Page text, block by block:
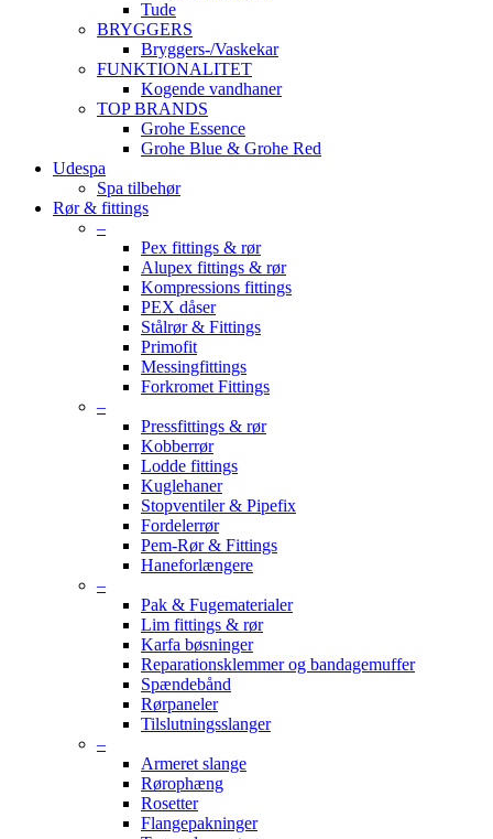
Tude
BRYGGERS
Bryggers-/Vaskekar
FUNKTIONALITET
Kogende vandhaner
TOP BRANDS
Grohe Essence
Grohe Blue & Grohe Red
Udespa
Spa tilbehør
Rør & fittings
–
Pex fittings & rør
Alupex fittings & rør
Kompressions fittings
PEX dåser
Stålrør & Fittings
Primofit
Messingfittings
Forkromet Fittings
–
Pressfittings & rør
Kobberrør
Lodde fittings
Kuglehaner
Stopventiler & Pipefix
Fordelerrør
Pem-Rør & Fittings
Haneforlængere
–
Pak & Fugematerialer
Lim fittings & rør
Karfa bøsninger
Reparationsklemmer og bandagemuffer
Spændebånd
Rørpaneler
Tilslutningsslanger
–
Armeret slange
Rørophæng
Rosetter
Flangepakninger